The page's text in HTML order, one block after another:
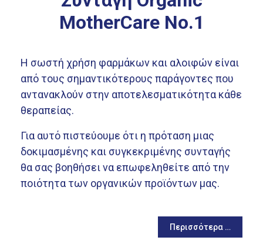
MotherCare No.1
Η σωστή χρήση φαρμάκων και αλοιφών είναι
από τους σημαντικότερους παράγοντες που
αντανακλούν στην αποτελεσματικότητα κάθε
θεραπείας.
Για αυτό πιστεύουμε ότι η πρόταση μιας
δοκιμασμένης και συγκεκριμένης συνταγής
θα σας βοηθήσει να επωφεληθείτε από την
ποιότητα των οργανικών προϊόντων μας.
Περισσότερα …